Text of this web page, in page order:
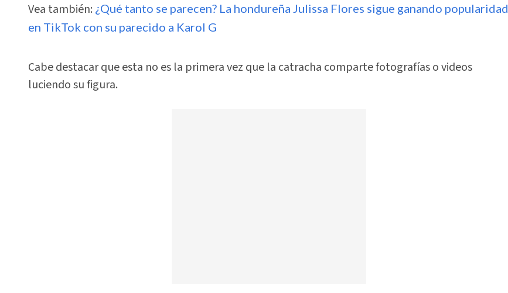
Vea también: ¿Qué tanto se parecen? La hondureña Julissa Flores sigue ganando popularidad
en TikTok con su parecido a Karol G
Cabe destacar que esta no es la primera vez que la catracha comparte fotografías o videos
luciendo su figura.